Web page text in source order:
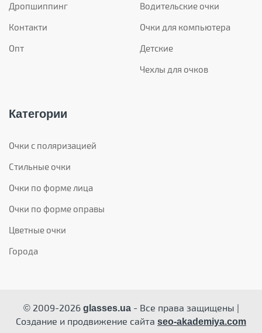
Дропшиппинг
Контакти
Опт
Водительские очки
Очки для компьютера
Детские
Чехлы для очков
Категории
Очки с поляризацией
Стильные очки
Очки по форме лица
Очки по форме оправы
Цветные очки
Города
© 2009-2026glasses.ua- Все права защищены |
Создание и продвижение сайта seo-akademiya.com